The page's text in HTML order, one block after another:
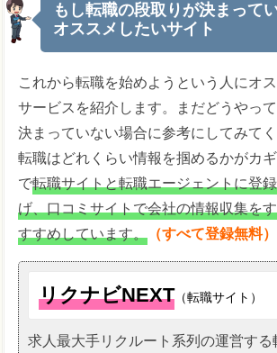
もし転職の段取りが決まって
オススメしたいサイト
これから転職を始めようという人にオ
サービスを紹介します。まだどうやっ
決まっていない場合に参考にしてみてく
転職はどれくらい情報を掴めるかがカ
で転職サイトと転職エージェントに登
げ、口コミサイトで会社の情報収集を
すすめしています。
（すべて登録無料）
リクナビNEXT （転職サイト）
求人最大手リクルート系列の運営する